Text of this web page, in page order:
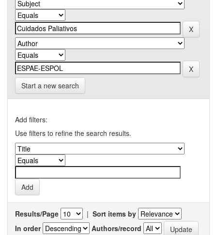
Start a new search
Add filters:
Use filters to refine the search results.
Results/Page | Sort items by
In order
Authors/record